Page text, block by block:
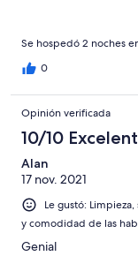
Se hospedó 2 noches
0
Opinión verificada
10/10
Alan
17 nov. 2021
Le gustó:
y comodidad de las
Genial